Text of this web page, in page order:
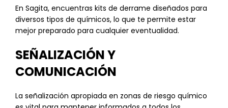
En Sagita, encuentras kits de derrame diseñados para
diversos tipos de químicos, lo que te permite estar
mejor preparado para cualquier eventualidad.
SEÑALIZACIÓN Y
COMUNICACIÓN
La señalización apropiada en zonas de riesgo químico